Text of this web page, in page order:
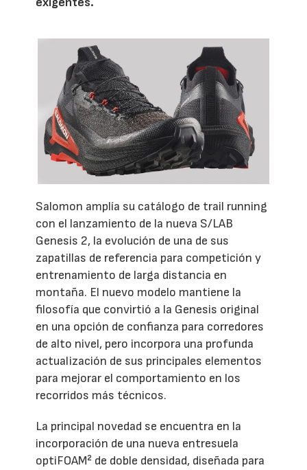
Salomon amplía su catálogo de trail running
con el lanzamiento de la nueva S/LAB
Genesis 2, la evolución de una de sus
zapatillas de referencia para competición y
entrenamiento de larga distancia en
montaña. El nuevo modelo mantiene la
filosofía que convirtió a la Genesis original
en una opción de confianza para corredores
de alto nivel, pero incorpora una profunda
actualización de sus principales elementos
para mejorar el comportamiento en los
recorridos más técnicos.
La principal novedad se encuentra en la
incorporación de una nueva entresuela
optiFOAM² de doble densidad, diseñada para